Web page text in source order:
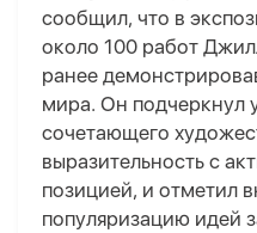
сообщил, что в
около 100 работ
ранее
мира. Он подчеркнул
сочетающего
выразительность с
позицией, и отметил
популяризацию идей